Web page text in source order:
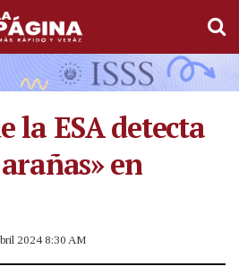
la ESA detecta
en
2024 8:30 AM